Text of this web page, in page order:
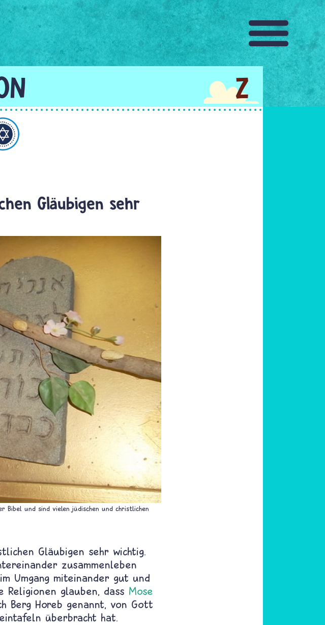
Z
Gläubigen sehr
Bibel und sind vielen jüdischen und christlichen
Gläubigen sehr wichtig.
zusammenleben
Umgang miteinander gut und
glauben, dass Mose
Berg Horeb genannt, von Gott
überbracht hat.